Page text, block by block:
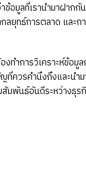
อมูลที่เรานำมาฝา
ทธ์การตลาด และก
ำการวิเคราะห์ข้อมู
วรคำนึงถึงและนำม
มพันธ์อันดีระหว่างธุร